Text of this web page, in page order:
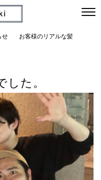
せ お客様のリアルな髪
た。